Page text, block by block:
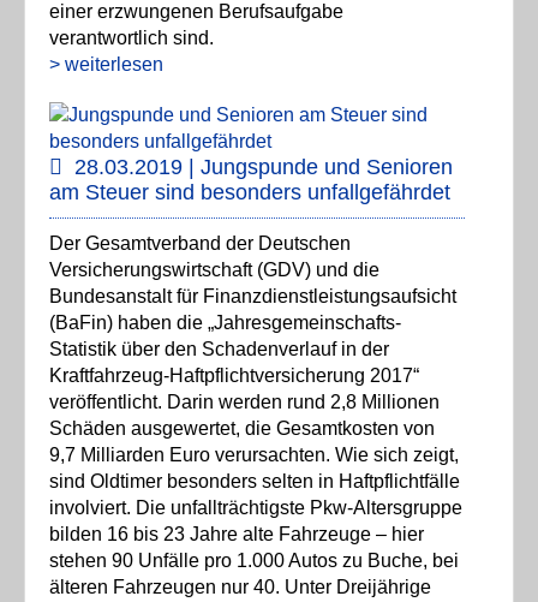
einer erzwungenen Berufsaufgabe
verantwortlich sind.
> weiterlesen
28.03.2019 | Jungspunde und Senioren
am Steuer sind besonders unfallgefährdet
Der Gesamtverband der Deutschen
Versicherungswirtschaft (GDV) und die
Bundesanstalt für Finanzdienstleistungsaufsicht
(BaFin) haben die „Jahresgemeinschafts-
Statistik über den Schadenverlauf in der
Kraftfahrzeug-Haftpflichtversicherung 2017“
veröffentlicht. Darin werden rund 2,8 Millionen
Schäden ausgewertet, die Gesamtkosten von
9,7 Milliarden Euro verursachten. Wie sich zeigt,
sind Oldtimer besonders selten in Haftpflichtfälle
involviert. Die unfallträchtigste Pkw-Altersgruppe
bilden 16 bis 23 Jahre alte Fahrzeuge – hier
stehen 90 Unfälle pro 1.000 Autos zu Buche, bei
älteren Fahrzeugen nur 40. Unter Dreijährige